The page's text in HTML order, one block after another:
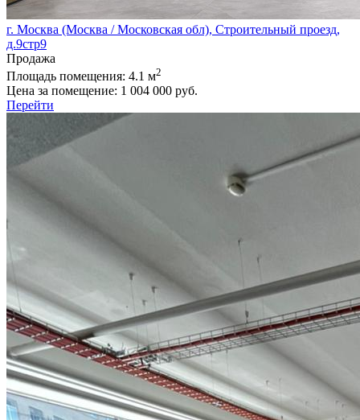
г. Москва (Москва / Московская обл), Строительный проезд,
д.9стр9
Продажа
Площадь помещения: 4.1 м2
Цена за помещение: 1 004 000 руб.
Перейти